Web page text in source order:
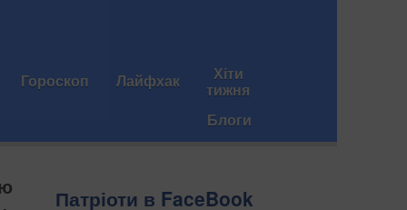
Гороскоп Лайфхак Хіти
тижня
Блоги
Патріоти в FaceBook